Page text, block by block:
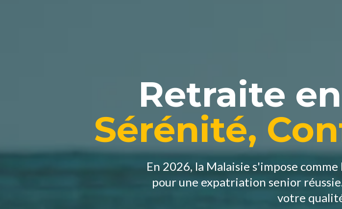
Retraite
Sérénité,
En 2026, la Malaisie s'impose
pour une expatriation senior
votre